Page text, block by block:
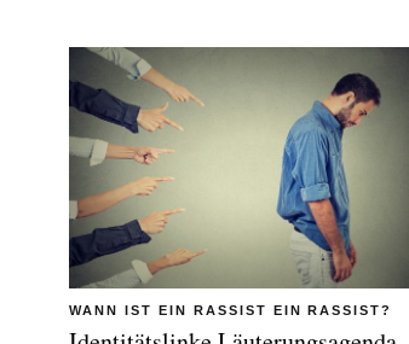
WANN IST EIN RASSIST EIN RASSIST?